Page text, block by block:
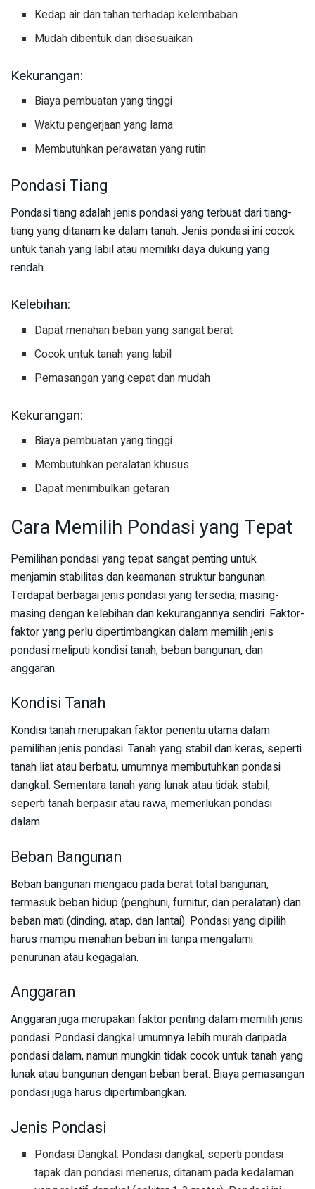
Kedap air dan tahan terhadap kelembaban
Mudah dibentuk dan disesuaikan
Kekurangan:
Biaya pembuatan yang tinggi
Waktu pengerjaan yang lama
Membutuhkan perawatan yang rutin
Pondasi Tiang
Pondasi tiang adalah jenis pondasi yang terbuat dari tiang-
tiang yang ditanam ke dalam tanah. Jenis pondasi ini cocok
untuk tanah yang labil atau memiliki daya dukung yang
rendah.
Kelebihan:
Dapat menahan beban yang sangat berat
Cocok untuk tanah yang labil
Pemasangan yang cepat dan mudah
Kekurangan:
Biaya pembuatan yang tinggi
Membutuhkan peralatan khusus
Dapat menimbulkan getaran
Cara Memilih Pondasi yang Tepat
Pemilihan pondasi yang tepat sangat penting untuk
menjamin stabilitas dan keamanan struktur bangunan.
Terdapat berbagai jenis pondasi yang tersedia, masing-
masing dengan kelebihan dan kekurangannya sendiri. Faktor-
faktor yang perlu dipertimbangkan dalam memilih jenis
pondasi meliputi kondisi tanah, beban bangunan, dan
anggaran.
Kondisi Tanah
Kondisi tanah merupakan faktor penentu utama dalam
pemilihan jenis pondasi. Tanah yang stabil dan keras, seperti
tanah liat atau berbatu, umumnya membutuhkan pondasi
dangkal. Sementara tanah yang lunak atau tidak stabil,
seperti tanah berpasir atau rawa, memerlukan pondasi
dalam.
Beban Bangunan
Beban bangunan mengacu pada berat total bangunan,
termasuk beban hidup (penghuni, furnitur, dan peralatan) dan
beban mati (dinding, atap, dan lantai). Pondasi yang dipilih
harus mampu menahan beban ini tanpa mengalami
penurunan atau kegagalan.
Anggaran
Anggaran juga merupakan faktor penting dalam memilih jenis
pondasi. Pondasi dangkal umumnya lebih murah daripada
pondasi dalam, namun mungkin tidak cocok untuk tanah yang
lunak atau bangunan dengan beban berat. Biaya pemasangan
pondasi juga harus dipertimbangkan.
Jenis Pondasi
Pondasi Dangkal: Pondasi dangkal, seperti pondasi
tapak dan pondasi menerus, ditanam pada kedalaman